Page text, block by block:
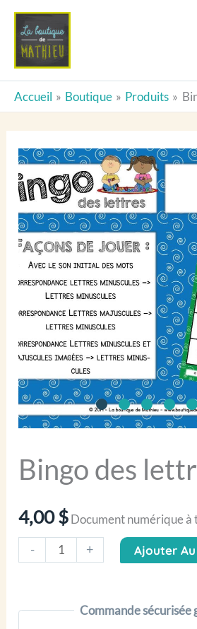
Aller
contenu
Accueil Boutique Produits
Bingo des
4,00$Document numérique à
-
quantité
des
+ Ajouter
Commande sécurisée
Bingo
des
lettres